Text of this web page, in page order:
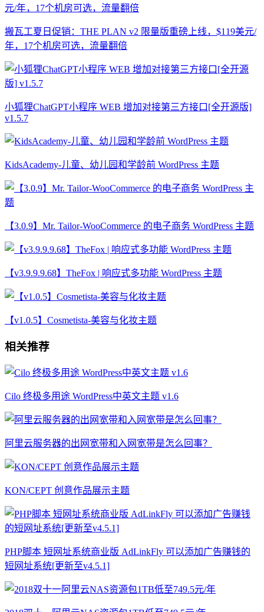
搬瓦工夏日促销：THE PLAN v2 限量版重磅上线，$119美元/
年，17个机房可选，流量翻倍
小狐狸ChatGPT小程序 WEB 增加对接第三方接口[全开源版]
v1.5.7
KidsAcademy-儿童、幼儿园和学龄前 WordPress 主题
【3.0.9】Mr. Tailor-WooCommerce 的电子商务 WordPress 主题
【v3.9.9.9.68】TheFox | 响应式多功能 WordPress 主题
【v1.0.5】Cosmetista-美容与化妆主题
相关推荐
Cilo 终极多用途 WordPress中英文主题 v1.6
阿里云服务器的出网宽带和入网宽带是怎么回事？
KON/CEPT 创意作品展示主题
PHP脚本 短网址系统商业版 AdLinkFly 可以添加广告赚钱的
短网址系统[更新至v4.5.1]